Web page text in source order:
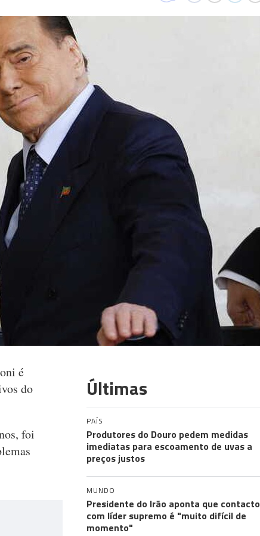
é
do
foi
Últimas
PAÍS
Produtores do Douro pedem medidas
imediatas para escoamento de uvas a
preços justos
MUNDO
Presidente do Irão aponta que contacto
com líder supremo é "muito difícil de
momento"